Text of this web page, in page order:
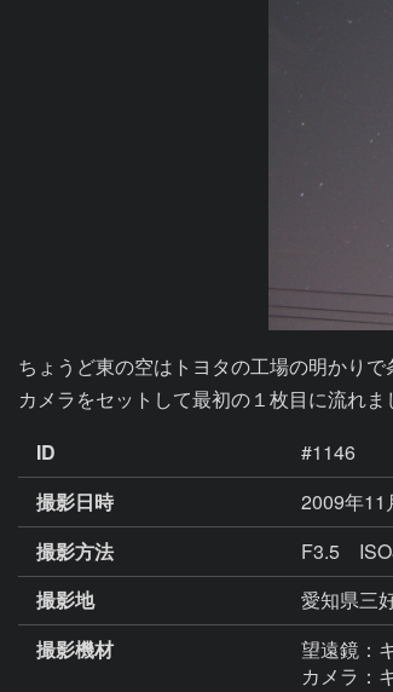
ちょうど東の空はトヨタの工場の明かりで
カメラをセットして最初の１枚目に流れま
ID
#1146
撮影日時
2009年11
撮影方法
F3.5
撮影地
愛知県三
撮影機材
望遠鏡：
カメラ：